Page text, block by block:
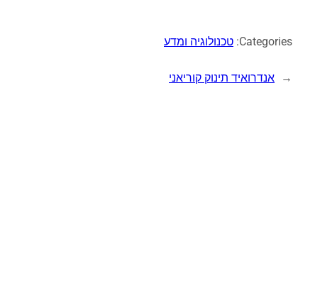
Categories: טכנולוגיה ומדע
← אנדרואיד תינוק קוריאני